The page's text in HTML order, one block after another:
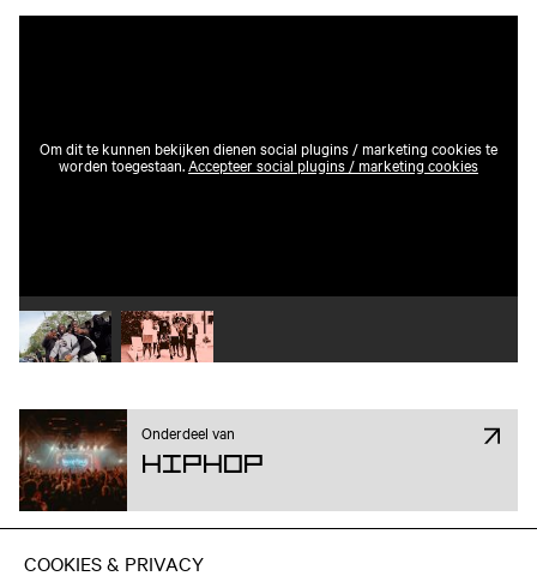
Om dit te kunnen bekijken dienen social plugins / marketing cookies te
worden toegestaan.Accepteer social plugins / marketing cookies
Speel video 1 afSpeel video 2 af
Onderdeel van
Hiphop